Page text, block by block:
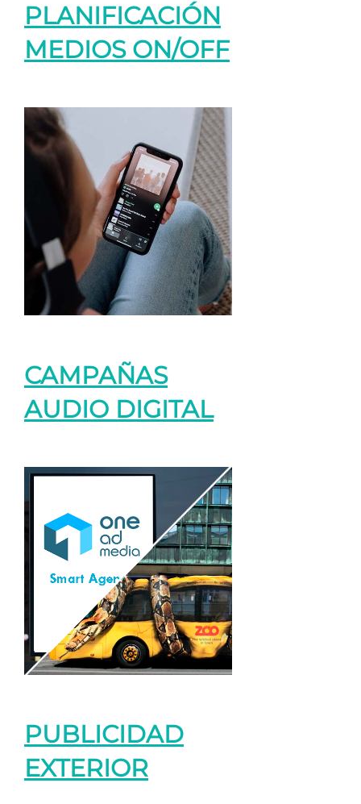
PLANIFICACIÓN
MEDIOS ON/OFF
CAMPAÑAS
AUDIO DIGITAL
PUBLICIDAD
EXTERIOR